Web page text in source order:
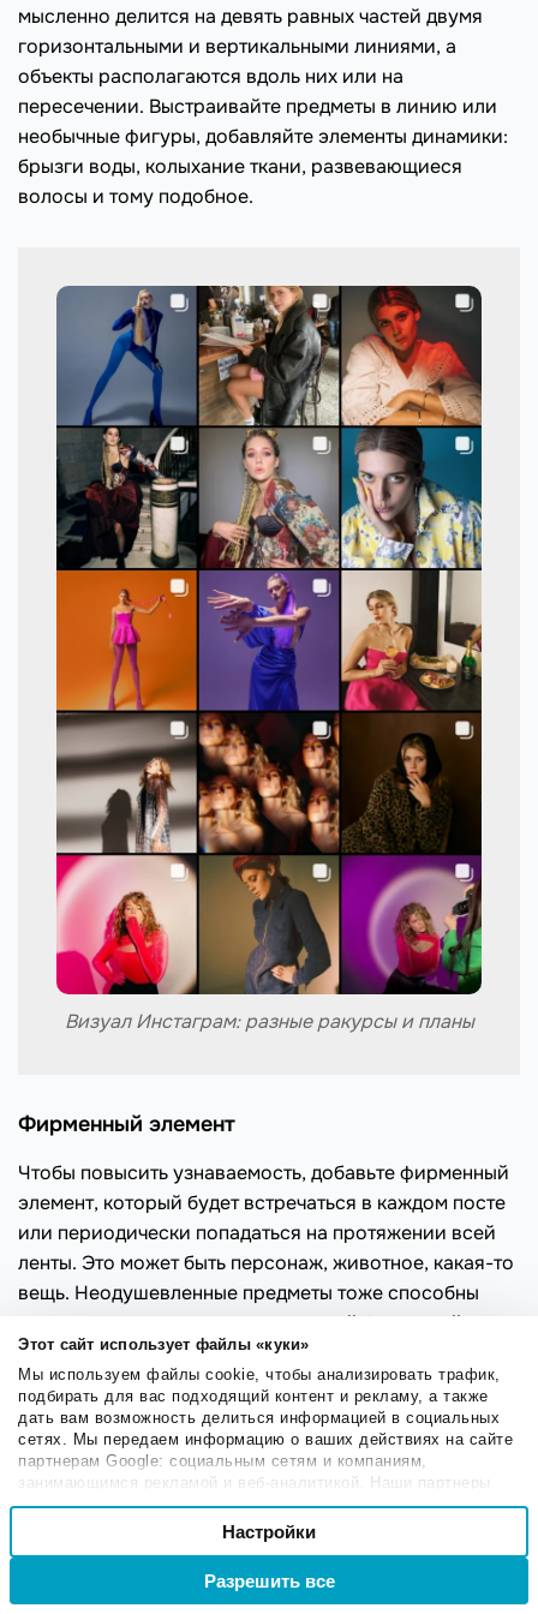
Этот сайт использует файлы «куки»
Мы используем файлы cookie, чтобы анализировать трафик,
подбирать для вас подходящий контент и рекламу, а также
дать вам возможность делиться информацией в социальных
сетях. Мы передаем информацию о ваших действиях на сайте
партнерам Google: социальным сетям и компаниям,
занимающимся рекламой и веб-аналитикой. Наши партнеры
могут комбинировать эти сведения с предоставленной вами
информацией, а также данными, которые они получили при
использовании вами их сервисов.
Выбор
Настроечные
Настройки
Разрешить все
мысленно делится на девять равных частей двумя
горизонтальными и вертикальными линиями, а
объекты располагаются вдоль них или на
пересечении. Выстраивайте предметы в линию или
необычные фигуры, добавляйте элементы динамики:
брызги воды, колыхание ткани, развевающиеся
волосы и тому подобное.
Визуал Инстаграм: разные ракурсы и планы
Фирменный элемент
Чтобы повысить узнаваемость, добавьте фирменный
элемент, который будет встречаться в каждом посте
или периодически попадаться на протяжении всей
ленты. Это может быть персонаж, животное, какая-то
вещь. Неодушевленные предметы тоже способны
стать персонажами — дело за вашей фантазией.
Иллюстрации
Некоторые аккаунты полностью состоят из
иллюстраций, в других ими разбавляют обычные
Иллюстрации позволяют выразить эмоцию, привлечь
передать через фотографии.